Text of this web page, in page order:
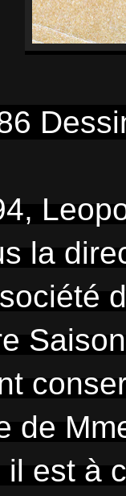
la
de
est à